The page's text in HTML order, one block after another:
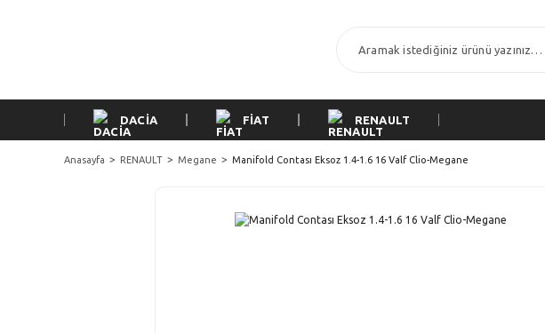
DACİA FİAT RENAULT
Anasayfa RENAULT Megane Manifold Contası Eksoz 1.4-1.6 16 Valf Clio-Megane